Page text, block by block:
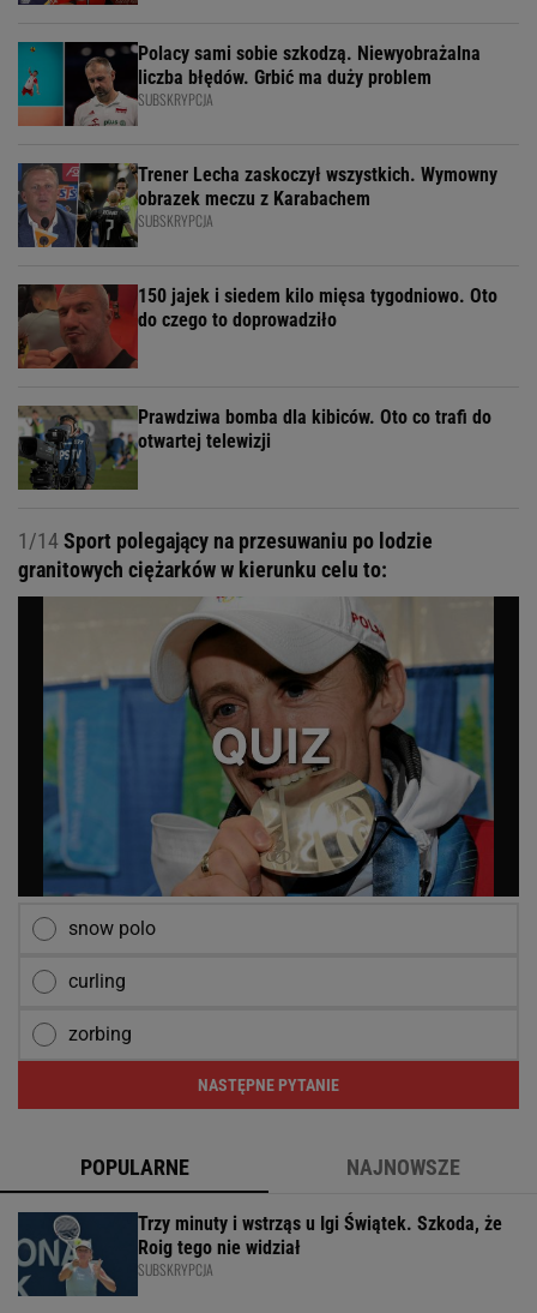
Polacy sami sobie szkodzą. Niewyobrażalna
liczba błędów. Grbić ma duży problem
SUBSKRYPCJA
Trener Lecha zaskoczył wszystkich. Wymowny
obrazek meczu z Karabachem
SUBSKRYPCJA
150 jajek i siedem kilo mięsa tygodniowo. Oto
do czego to doprowadziło
Prawdziwa bomba dla kibiców. Oto co trafi do
otwartej telewizji
1/14Sport polegający na przesuwaniu po lodzie
granitowych ciężarków w kierunku celu to:
snow polo
curling
zorbing
NASTĘPNE PYTANIE
POPULARNE NAJNOWSZE
Trzy minuty i wstrząs u Igi Świątek. Szkoda, że
Roig tego nie widział
SUBSKRYPCJA